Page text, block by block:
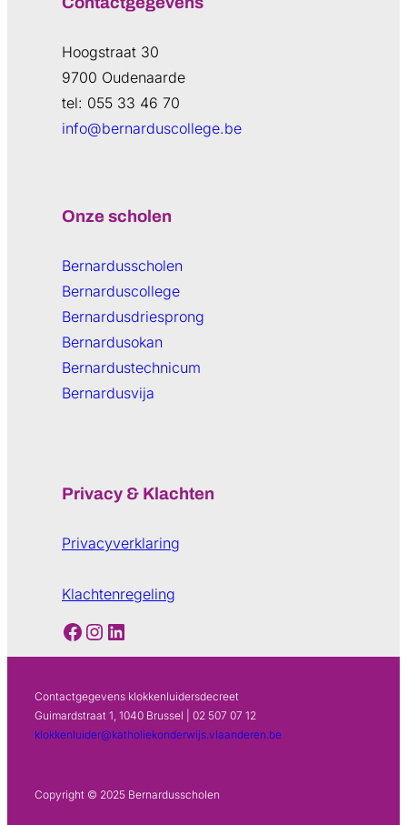
Hoogstraat 30
9700 Oudenaarde
tel: 055 33 46 70
info@bernarduscollege.be
Onze scholen
Bernardusscholen
Bernarduscollege
Bernardusdriesprong
Bernardusokan
Bernardustechnicum
Bernardusvija
Privacy & Klachten
Privacyverklaring
Klachtenregeling
Facebook Instagram LinkedIn
Contactgegevens klokkenluidersdecreet
Guimardstraat 1, 1040 Brussel | 02 507 07 12
klokkenluider@katholiekonderwijs.vlaanderen.be
Copyright © 2025 Bernardusscholen